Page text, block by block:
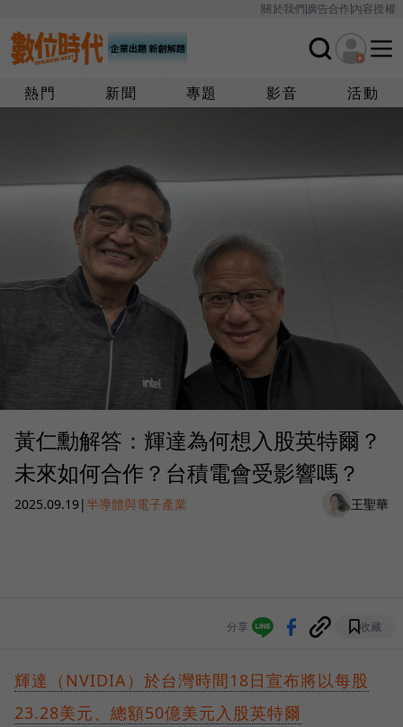
關於我們廣告合作內容授權
熱門 新聞 專題 影音 活動
黃仁勳解答：輝達為何想入股英特爾？
未來如何合作？台積電會受影響嗎？
2025.09.19|半導體與電子產業 王聖華
分享 收藏
輝達（NVIDIA）於台灣時間18日宣布將以每股
23.28美元、總額50億美元入股英特爾